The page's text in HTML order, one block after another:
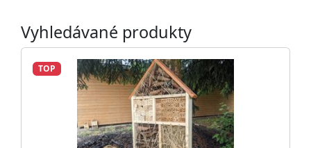
Vyhledávané produkty
TOP